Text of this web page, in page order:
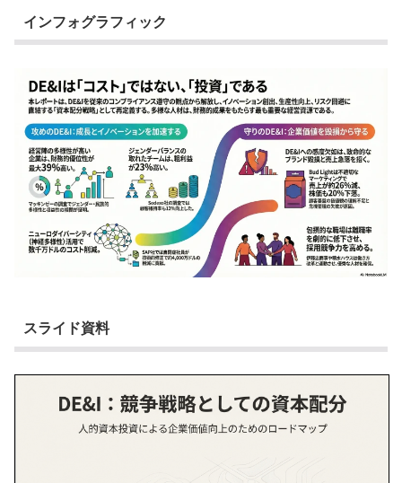
インフォグラフィック
スライド資料